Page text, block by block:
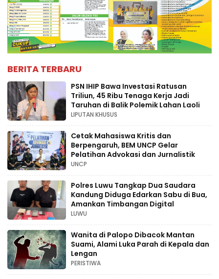
BERITA TERBARU
PSN IHIP Bawa Investasi Ratusan
Triliun, 45 Ribu Tenaga Kerja Jadi
Taruhan di Balik Polemik Lahan Laoli
LIPUTAN KHUSUS
Cetak Mahasiswa Kritis dan
Berpengaruh, BEM UNCP Gelar
Pelatihan Advokasi dan Jurnalistik
UNCP
Polres Luwu Tangkap Dua Saudara
Kandung Diduga Edarkan Sabu di Bua,
Amankan Timbangan Digital
LUWU
Wanita di Palopo Dibacok Mantan
Suami, Alami Luka Parah di Kepala dan
Lengan
PERISTIWA